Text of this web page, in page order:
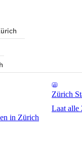
Zürich
in Zürich
Laat alle